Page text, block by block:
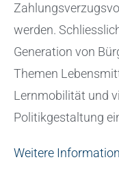
werden.
Generation von
Themen
Lernmobilität und
Politikgestaltung
Weitere